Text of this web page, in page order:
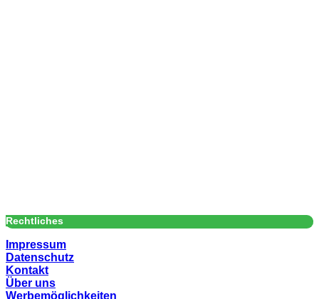
Rechtliches
Impressum
Datenschutz
Kontakt
Über uns
Werbemöglichkeiten